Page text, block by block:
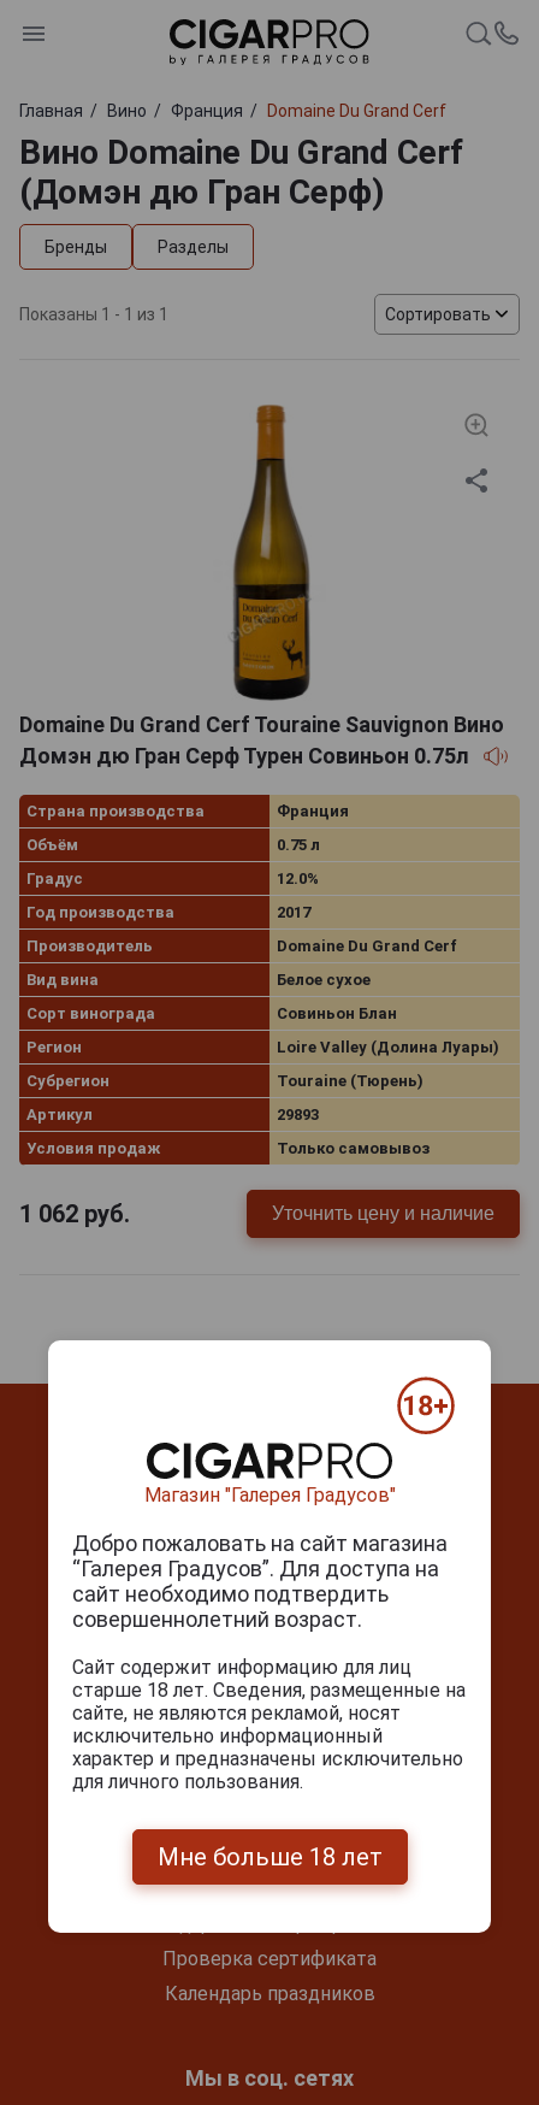
Главная Вино Франция Domaine Du Grand Cerf
Вино Domaine Du Grand Cerf
(Домэн дю Гран Серф)
Бренды Разделы
Показаны 1 - 1 из 1 Сортировать
Domaine Du Grand Cerf Touraine Sauvignon Вино
Домэн дю Гран Серф Турен Совиньон 0.75л
Страна производства
Франция
Объём
0.75 л
Градус
12.0%
Год производства
2017
Производитель
Domaine Du Grand Cerf
Вид вина
Белое сухое
Сорт винограда
Совиньон Блан
Регион
Loire Valley (Долина Луары)
Субрегион
Touraine (Тюрень)
Артикул
29893
Условия продаж
Только самовывоз
1 062 руб. Уточнить цену и наличие
Контакты
г. Москва, Серпуховский вал, д. 5
Ежедневно с 10:00 до 22:00
info@cigarpro.ru
Покупателям
Покупка и оплата
Блог
Проверка сертификата
Календарь праздников
Мы в соц. сетях
Магазин "Галерея Градусов"
Добро пожаловать на сайт магазина
“Галерея Градусов”. Для доступа на
сайт необходимо подтвердить
совершеннолетний возраст.
Сайт содержит информацию для лиц
старше 18 лет. Сведения, размещенные на
сайте, не являются рекламой, носят
исключительно информационный
характер и предназначены исключительно
для личного пользования.
Мне больше 18 лет